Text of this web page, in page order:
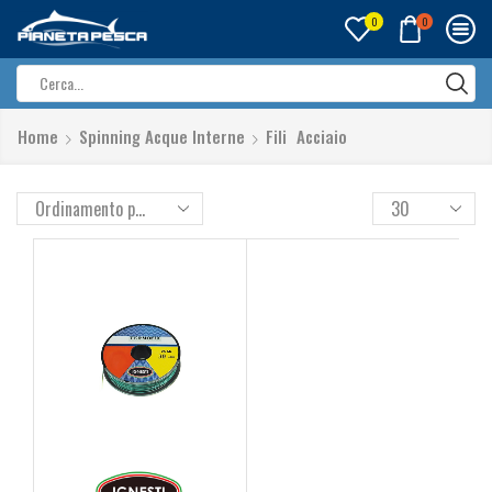
0 0
input
Home Spinning Acque Interne Fili Acciaio